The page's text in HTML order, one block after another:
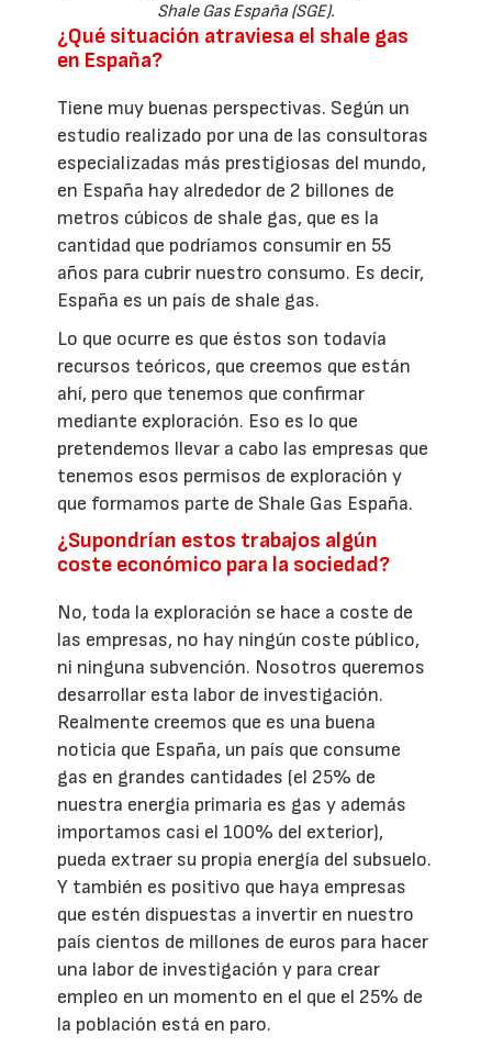
Shale Gas España (SGE).
¿Qué situación atraviesa el shale gas
en España?
Tiene muy buenas perspectivas. Según un
estudio realizado por una de las consultoras
especializadas más prestigiosas del mundo,
en España hay alrededor de 2 billones de
metros cúbicos de shale gas, que es la
cantidad que podríamos consumir en 55
años para cubrir nuestro consumo. Es decir,
España es un país de shale gas.
Lo que ocurre es que éstos son todavía
recursos teóricos, que creemos que están
ahí, pero que tenemos que confirmar
mediante exploración. Eso es lo que
pretendemos llevar a cabo las empresas que
tenemos esos permisos de exploración y
que formamos parte de Shale Gas España.
¿Supondrían estos trabajos algún
coste económico para la sociedad?
No, toda la exploración se hace a coste de
las empresas, no hay ningún coste público,
ni ninguna subvención. Nosotros queremos
desarrollar esta labor de investigación.
Realmente creemos que es una buena
noticia que España, un país que consume
gas en grandes cantidades (el 25% de
nuestra energía primaria es gas y además
importamos casi el 100% del exterior),
pueda extraer su propia energía del subsuelo.
Y también es positivo que haya empresas
que estén dispuestas a invertir en nuestro
país cientos de millones de euros para hacer
una labor de investigación y para crear
empleo en un momento en el que el 25% de
la población está en paro.